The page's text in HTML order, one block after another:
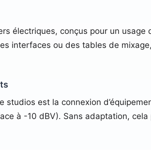
électriques, conçus pour un
interfaces ou des tables de
studios est la connexion
à -10 dBV). Sans adaptation, cela